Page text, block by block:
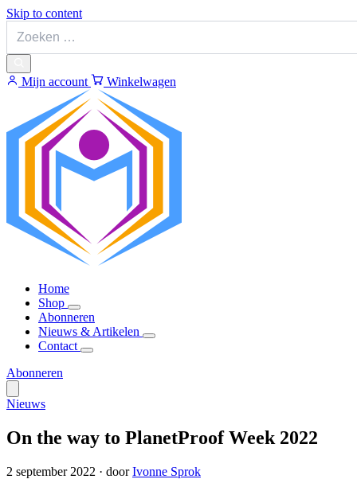
Skip to content
Mijn account Winkelwagen
Home
Shop
Abonneren
Nieuws & Artikelen
Contact
Abonneren
Nieuws
On the way to PlanetProof Week 2022
2 september 2022 · doorIvonne Sprok